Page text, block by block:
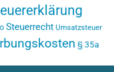
Steuerrecht Umsatzsteuer
§ 35a